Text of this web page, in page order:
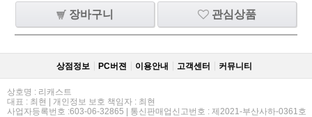
장바구니 관심상품
상점정보 PC버젼 이용안내 고객센터 커뮤니티
상호명 : 리캐스트
대표 : 최현 | 개인정보 보호 책임자 : 최현
사업자등록번호 :603-06-32865 | 통신판매업신고번호 : 제2021-부산사하-0361호